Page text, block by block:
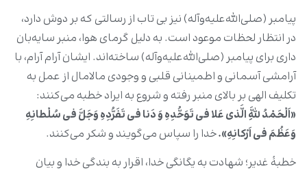
پیامبر (صلی‌الله‌علیه‌وآله) نیز بی تاب از رسالتی که بر دوش دارد،
در انتظار لحظات موعود است. به دلیل گرمای هوا، منبر سایه‌بان
داری برای پیامبر (صلی‌الله‌علیه‌وآله) ساخته‌اند. ایشان آرام آرام، با
آرامشی آسمانی و اطمینانی قلبی و وجودی مالامال از عمل به
تکلیف الهی بر بالای منبر رفته و شروع به ایراد خطبه می‌کنند:
«اَلْحَمْدُ لِلَّهِ الَّذی عَلا فی تَوَحُّدِهِ وَ دَنا فی تَفَرُّدِهِ وَجَلَّ فی سُلْطانِهِ
وَعَظُمَ فی اَرْکانِهِ».خدا را سپاس می‌گویند و شکر می‌کنند.
خطبۀ غدیر؛ شهادت به یگانگی خدا، اقرار به بندگی خدا و بیان